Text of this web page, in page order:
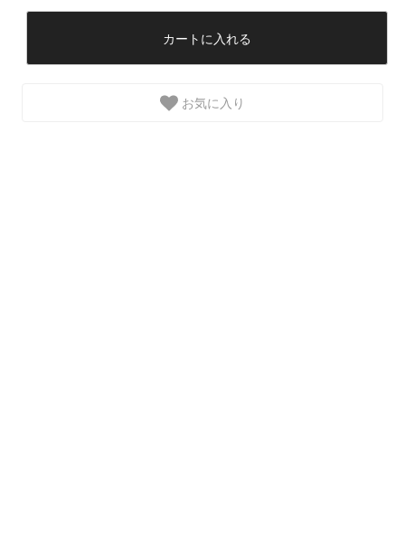
カートに入れる
お気に入り